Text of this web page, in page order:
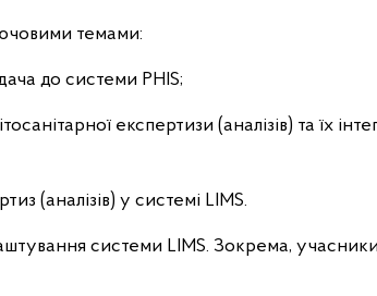
темами:
до системи PHIS;
експертизи (аналізів) та їх
(аналізів) у системі LIMS.
системи LIMS. Зокрема,